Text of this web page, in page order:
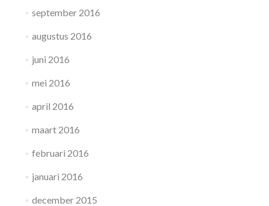
september 2016
augustus 2016
juni 2016
mei 2016
april 2016
maart 2016
februari 2016
januari 2016
december 2015